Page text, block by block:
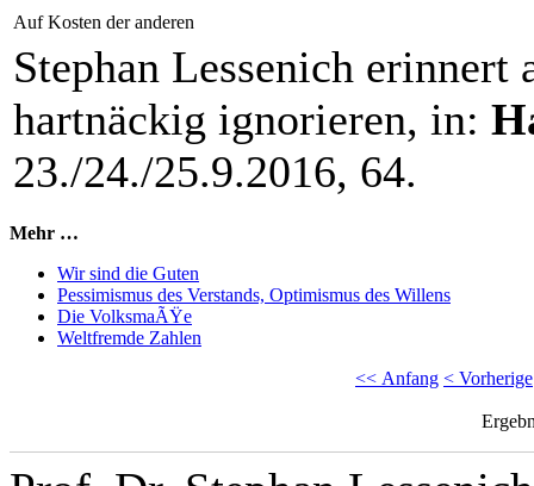
Auf Kosten der anderen
Stephan Lessenich
hartnäckig ignorieren, in:
23./24./25.9.2016, 64.
Mehr …
Wir sind die Guten
Pessimismus des Verstands, Optimismus des Willens
Die VolksmaÃŸe
Weltfremde Zahlen
<< Anfang < Vorherige